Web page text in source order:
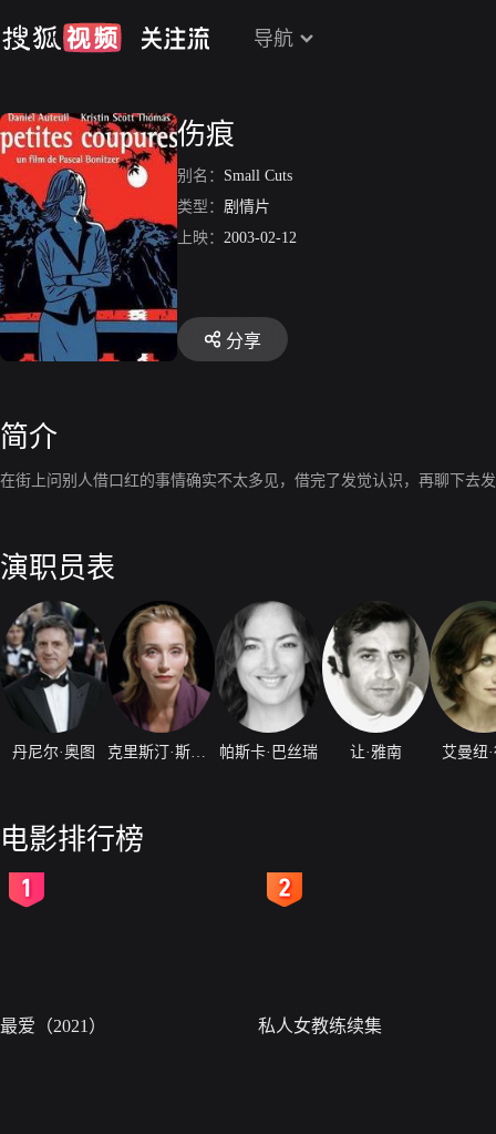
导航
伤痕
别名： Small Cuts
类型： 剧情片
上映： 2003-02-12
分享
简介
在街上问别人借口红的事情确实不太多见，借完了发觉认识，再聊下去
演职员表
丹尼尔·奥图 帕斯卡·巴丝瑞 让·雅南 艾曼纽
电影排行榜
最爱（2021） 私人女教练续集